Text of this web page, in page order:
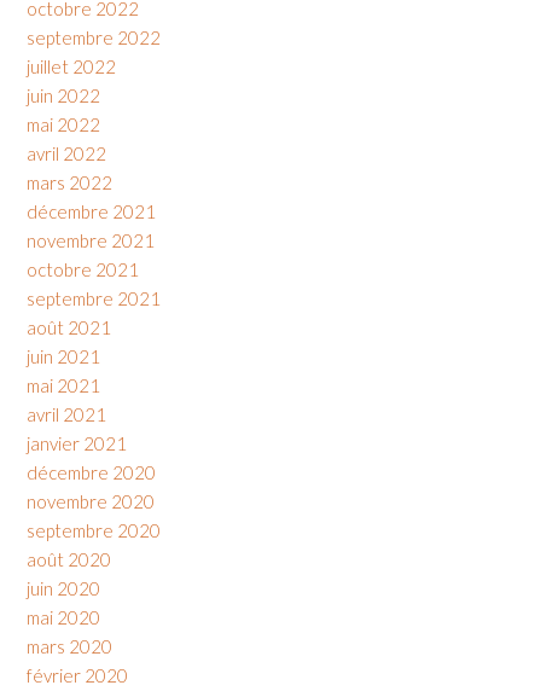
octobre 2022
septembre 2022
juillet 2022
juin 2022
mai 2022
avril 2022
mars 2022
décembre 2021
novembre 2021
octobre 2021
septembre 2021
août 2021
juin 2021
mai 2021
avril 2021
janvier 2021
décembre 2020
novembre 2020
septembre 2020
août 2020
juin 2020
mai 2020
mars 2020
février 2020